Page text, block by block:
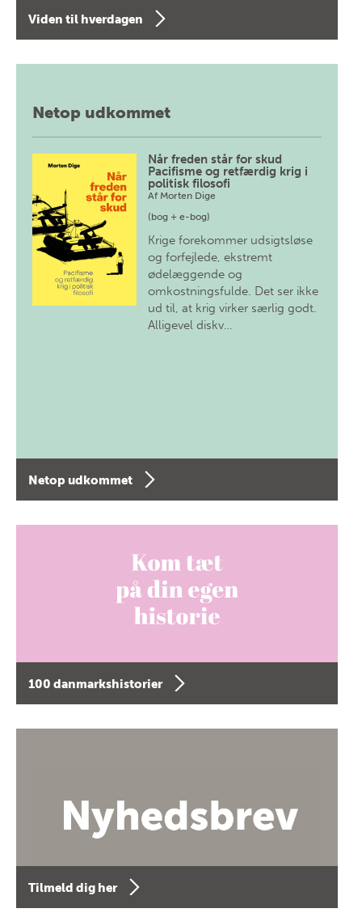
Viden til hverdagen
Netop udkommet
Når freden står for skud
Pacifisme og retfærdig krig i
politisk filosofi
Af Morten Dige
(bog + e-bog)
Krige forekommer udsigtsløse
og forfejlede, ekstremt
ødelæggende og
omkostningsfulde. Det ser ikke
ud til, at krig virker særlig godt.
Alligevel diskv…
Netop udkommet
100 danmarkshistorier
Tilmeld dig her